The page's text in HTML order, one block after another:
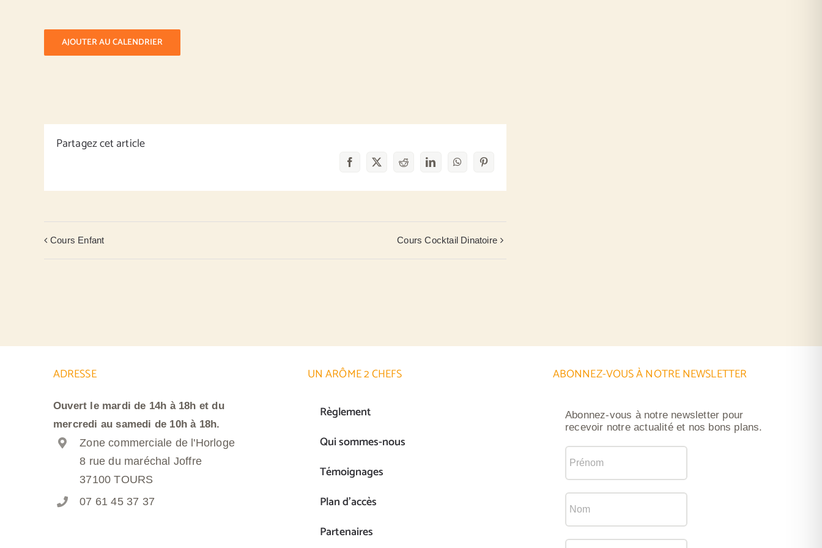
AJOUTER AU CALENDRIER
Partagez cet article
Facebook
X RedditLinkedInWhatsAppPinterest
Cours Enfant Cours Cocktail Dinatoire
ADRESSE
Ouvert le mardi de 14h à 18h et du
mercredi au samedi de 10h à 18h.
Zone commerciale de l'Horloge
8 rue du maréchal Joffre
37100 TOURS
07 61 45 37 37
UN ARÔME 2 CHEFS
Règlement
Qui sommes-nous
Témoignages
Plan d’accès
Partenaires
ABONNEZ-VOUS À NOTRE NEWSLETTER
Abonnez-vous à notre newsletter pour
recevoir notre actualité et nos bons plans.